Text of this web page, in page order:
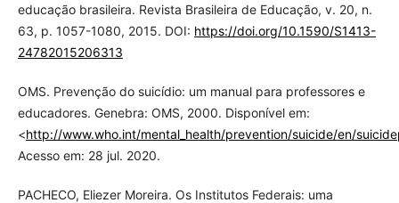
educação brasileira. Revista Brasileira de Educação, v. 20, n.
63, p. 1057-1080, 2015. DOI: https://doi.org/10.1590/S1413-
24782015206313
OMS. Prevenção do suicídio: um manual para professores e
educadores. Genebra: OMS, 2000. Disponível em:
<http://www.who.int/mental_health/prevention/suicide/en/
Acesso em: 28 jul. 2020.
PACHECO, Eliezer Moreira. Os Institutos Federais: uma